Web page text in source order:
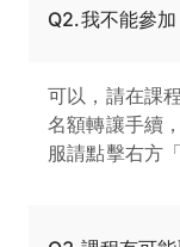
Q2.我不能參
可以，請在課
名額轉讓手續
服請點擊右方